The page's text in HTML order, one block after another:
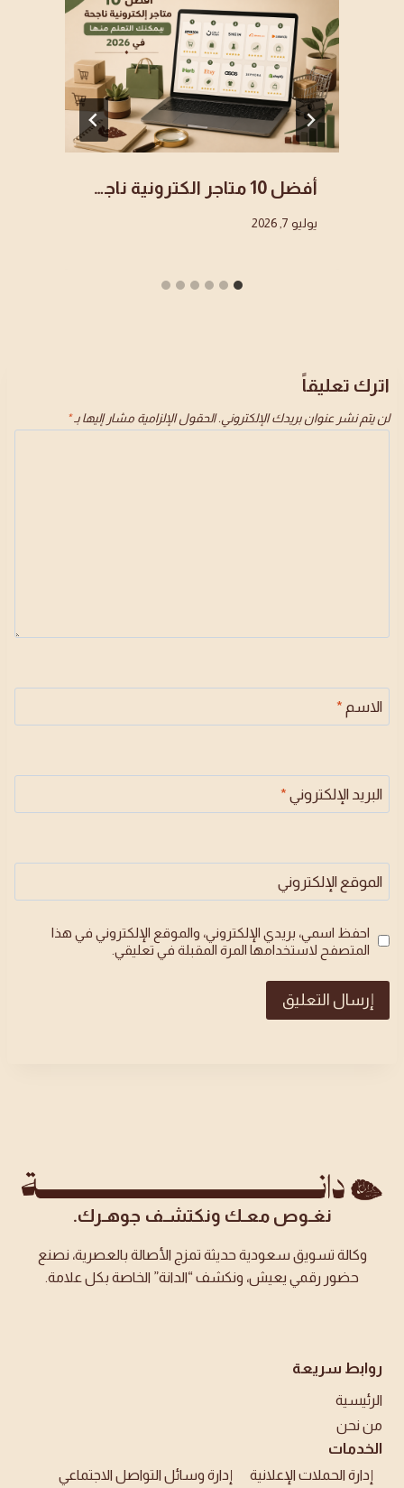
أفضل 10 متاجر الكترونية ناجحة يمكنك التعلم منها في 2026
يوليو 7, 2026
اترك تعليقاً
لن يتم نشر عنوان بريدك الإلكتروني. الحقول الإلزامية مشار إليها بـ*
الاسم *
البريد الإلكتروني *
الموقع الإلكتروني
احفظ اسمي، بريدي الإلكتروني، والموقع الإلكتروني في هذا
المتصفح لاستخدامها المرة المقبلة في تعليقي.
نغـوص معـك ونكتشـف جوهـرك.
وكالة تسويق سعودية حديثة تمزج الأصالة بالعصرية، نصنع
حضور رقمي يعيش، ونكشف “الدانة” الخاصة بكل علامة.
روابط سريعة
الرئيسية
من نحن
الخدمات
إدارة الحملات الإعلانية إدارة وسائل التواصل الاجتماعي